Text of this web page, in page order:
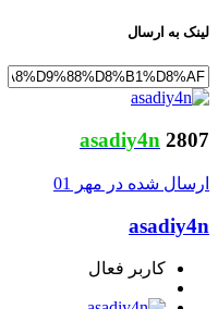
لینک به ارسال
asadiy4n 2807
ارسال شده در مهر 01
asadiy4n
کاربر فعال